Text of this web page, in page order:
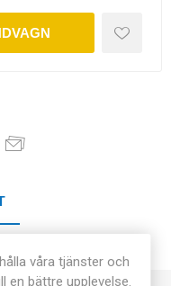
våra tjänster och
en bättre upplevelse.